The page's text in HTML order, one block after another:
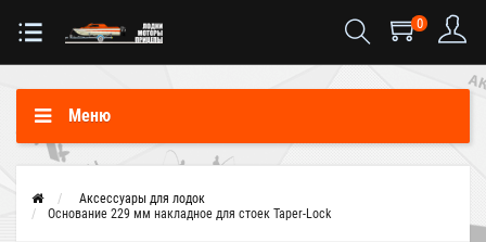
0
Меню
Аксессуары для лодок
Основание 229 мм накладное для стоек Taper-Lock